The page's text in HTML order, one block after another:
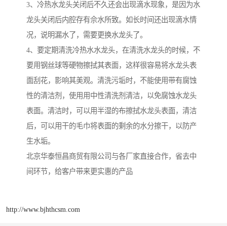
3、冷热水龙头关闭后不久还会出现滴水现象，是因为水
龙头关闭后内腔存有佘水所致。如长时间还出现滴水情
况，说明漏水了，需要更换水龙头了。
4、要定期清洗冷热水水龙头，在清洗水龙头的时候，不
要用钢丝球等硬物擦拭其表面，这样很容易将水龙头表
面刮花，影响其美观。清洗污垢时，不能使用带有腐蚀
性的清洁剂，使用用中性清洗剂清洁，以免腐蚀水龙头
表面。清洁时，可以用半湿的布擦拭水龙头表面，清洁
后，可以用干的毛巾将表面的剩余的水分擦干，以防产
生水垢。
北京华泰恒昌商贸有限公司与各厂家直接合作，省去中
间环节，给客户带来更实惠的产品
http://www.bjhthcsm.com